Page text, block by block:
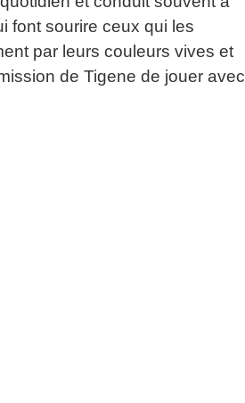
font sourire ceux qui les
par leurs couleurs vives et
de Tigene de jouer avec